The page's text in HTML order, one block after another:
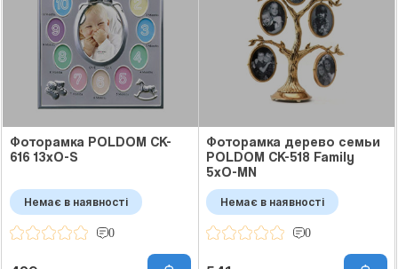
Фоторамка POLDOM CK-
616 13xO-S
Немає в наявності
0
Фоторамка дерево семьи
POLDOM CK-518 Family
5xO-MN
Немає в наявності
0